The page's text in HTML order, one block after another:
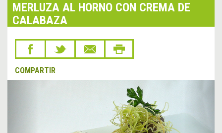
MERLUZA AL HORNO CON CREMA DE
CALABAZA
COMPARTIR